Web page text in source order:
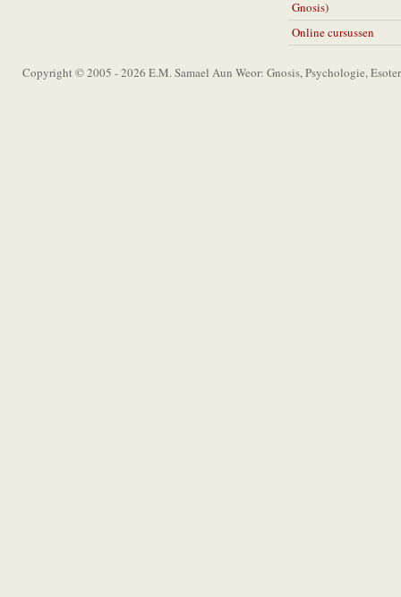
Gnosis)
Online cursussen
Copyright © 2005 - 2026 E.M. Samael Aun Weor: Gnosis, Psychologie,